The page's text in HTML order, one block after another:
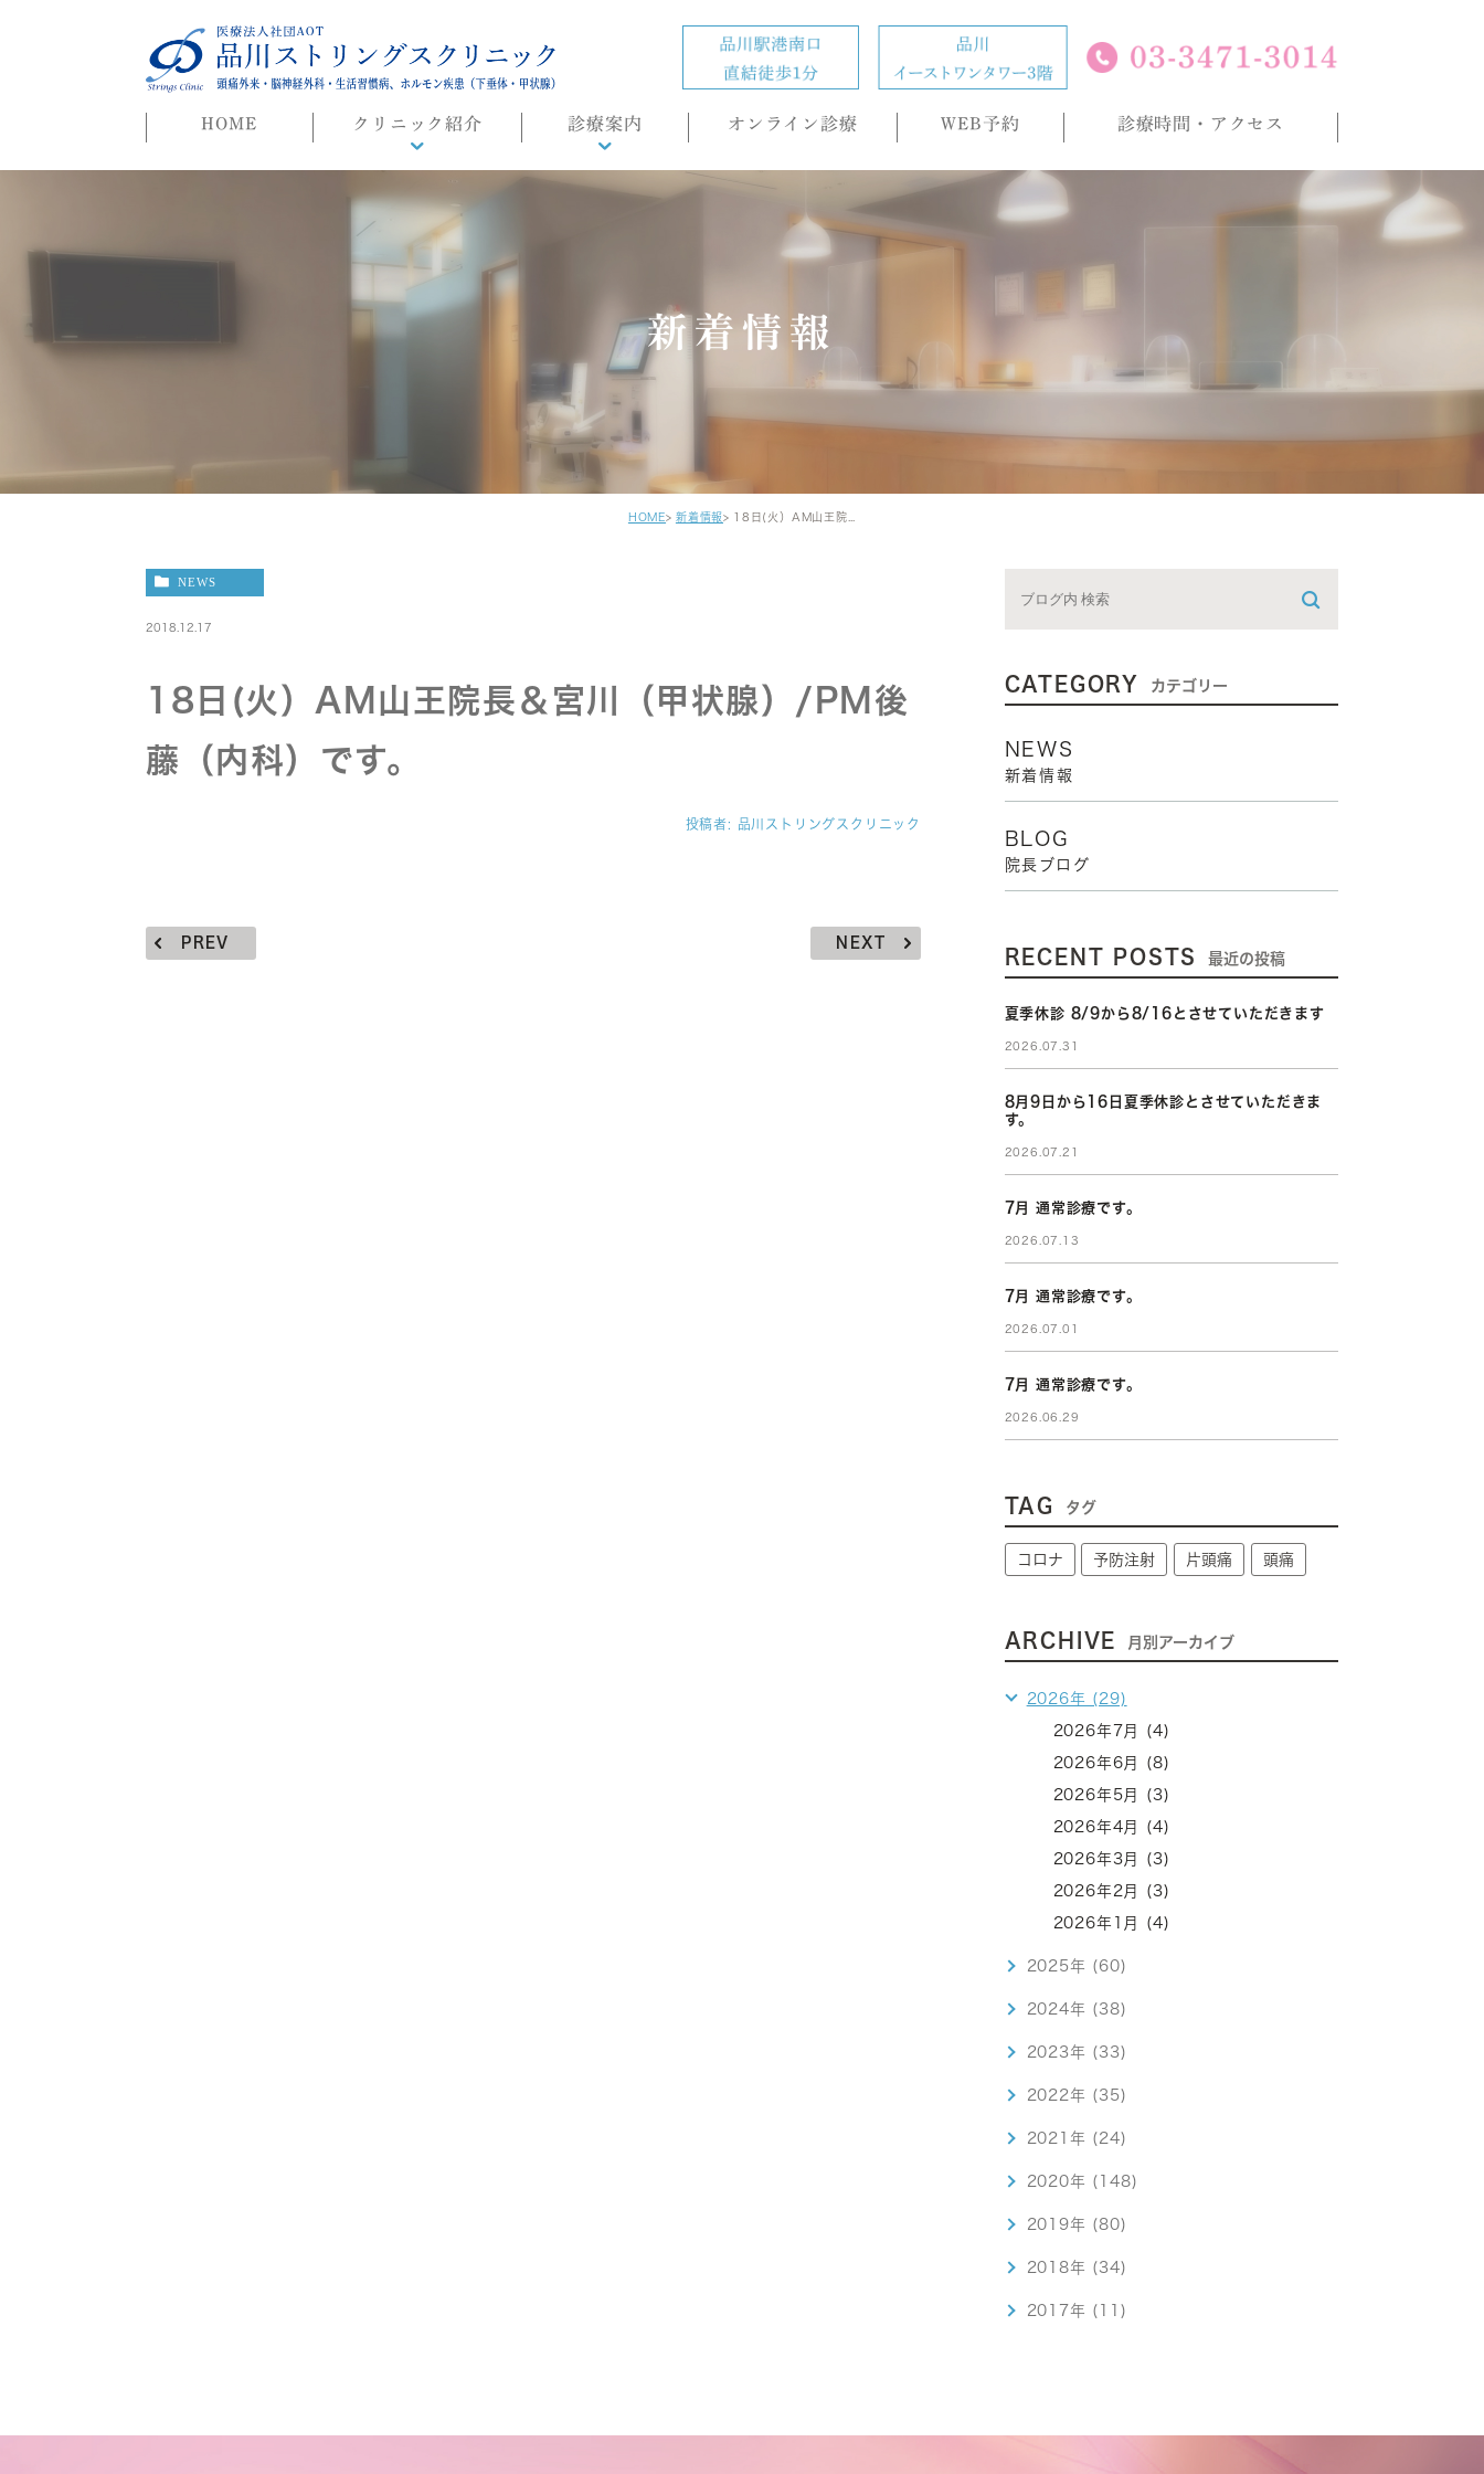
HOME クリニック紹介
院長ごあいさつ
迷惑行為に対する当院の
診療案内
診療概要
肥満症(ダイエット)外来
内科・生活習慣病
睡眠時無呼吸症候群
（SAS）/CPAP治療
もの忘れ(認知症)外来
セカンドオピニオン
オンライン診療 WEB予約 診療時間・アクセス
新着情報
HOME 新着情報
NEWS
2018.12.17
18日(火）AM山王院長＆宮川（甲状腺）/PM後
藤（内科）です。
投稿者: 品川ストリングスクリニック
PREV NEXT
CATEGORY カテゴリー
NEWS
新着情報
BLOG
院長ブログ
RECENT POSTS 最近の投稿
夏季休診 8/9から8/16とさせていただきます
2026.07.31
8月9日から16日夏季休診とさせていただきま
す。
2026.07.21
7月 通常診療です。
2026.07.13
7月 通常診療です。
2026.07.01
7月 通常診療です。
2026.06.29
TAG タグ
コロナ 予防注射 片頭痛 頭痛
ARCHIVE 月別アーカイブ
2026年 (29)
2026年7月 (4)
2026年6月 (8)
2026年5月 (3)
2026年4月 (4)
2026年3月 (3)
2026年2月 (3)
2026年1月 (4)
2025年 (60)
2024年 (38)
2023年 (33)
2022年 (35)
2021年 (24)
2020年 (148)
2019年 (80)
2018年 (34)
2017年 (11)